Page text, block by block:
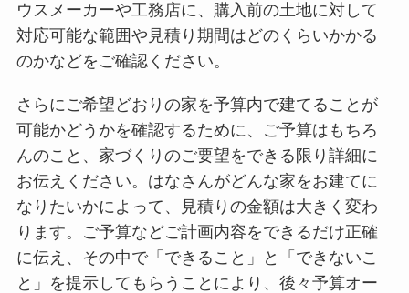
ウスメーカーや工務店に、購入前の土地に対して
対応可能な範囲や見積り期間はどのくらいかかる
のかなどをご確認ください。
さらにご希望どおりの家を予算内で建てることが
可能かどうかを確認するために、ご予算はもちろ
んのこと、家づくりのご要望をできる限り詳細に
お伝えください。はなさんがどんな家をお建てに
なりたいかによって、見積りの金額は大きく変わ
ります。ご予算などご計画内容をできるだけ正確
に伝え、その中で「できること」と「できないこ
と」を提示してもらうことにより、後々予算オー